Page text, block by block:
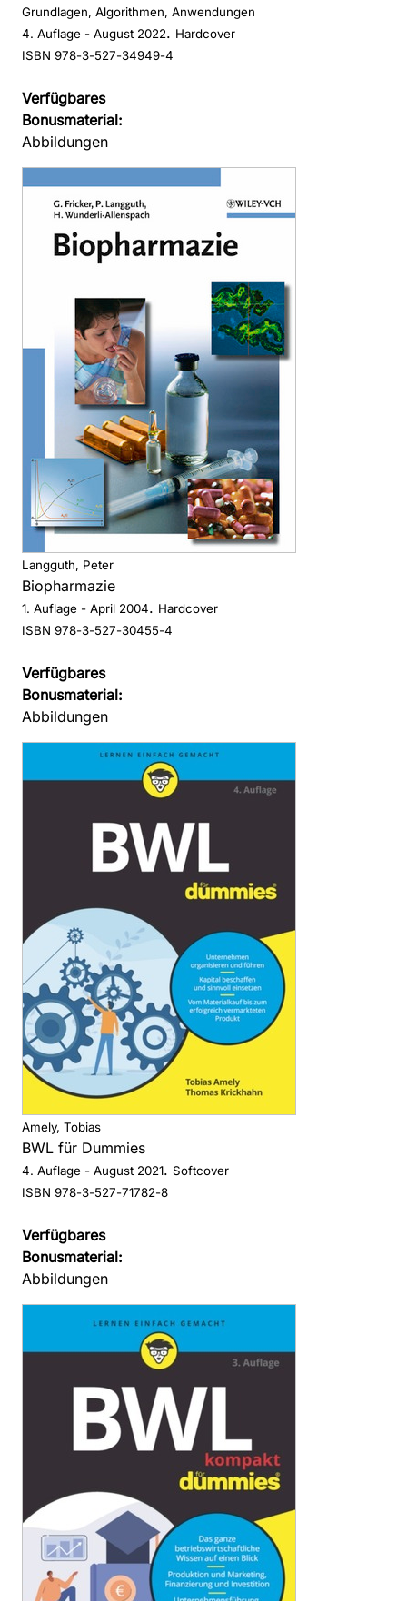
Grundlagen, Algorithmen, Anwendungen
4. Auflage - August 2022. Hardcover
ISBN 978-3-527-34949-4
Verfügbares
Bonusmaterial:
Abbildungen
Langguth, Peter
Biopharmazie
1. Auflage - April 2004. Hardcover
ISBN 978-3-527-30455-4
Verfügbares
Bonusmaterial:
Abbildungen
Amely, Tobias
BWL für Dummies
4. Auflage - August 2021. Softcover
ISBN 978-3-527-71782-8
Verfügbares
Bonusmaterial:
Abbildungen